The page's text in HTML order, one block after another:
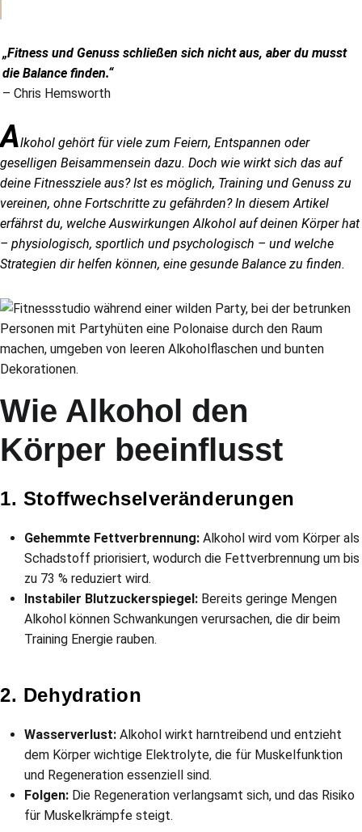
„Fitness und Genuss schließen sich nicht aus, aber du musst
die Balance finden.“
– Chris Hemsworth
Alkohol gehört für viele zum Feiern, Entspannen oder
geselligen Beisammensein dazu. Doch wie wirkt sich das auf
deine Fitnessziele aus? Ist es möglich, Training und Genuss zu
vereinen, ohne Fortschritte zu gefährden? In diesem Artikel
erfährst du, welche Auswirkungen Alkohol auf deinen Körper hat
– physiologisch, sportlich und psychologisch – und welche
Strategien dir helfen können, eine gesunde Balance zu finden.
Wie Alkohol den
Körper beeinflusst
1. Stoffwechselveränderungen
Gehemmte Fettverbrennung: Alkohol wird vom Körper als
Schadstoff priorisiert, wodurch die Fettverbrennung um bis
zu 73 % reduziert wird.
Instabiler Blutzuckerspiegel: Bereits geringe Mengen
Alkohol können Schwankungen verursachen, die dir beim
Training Energie rauben.
2. Dehydration
Wasserverlust: Alkohol wirkt harntreibend und entzieht
dem Körper wichtige Elektrolyte, die für Muskelfunktion
und Regeneration essenziell sind.
Folgen: Die Regeneration verlangsamt sich, und das Risiko
für Muskelkrämpfe steigt.